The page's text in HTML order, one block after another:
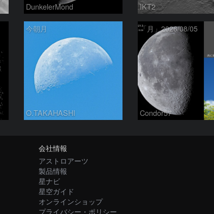
DunkelerMond IKT2
今朝月
O.TAKAHASHI
「月」2026/08/05
Condor57
会社情報
アストロアーツ
製品情報
星ナビ
星空ガイド
オンラインショップ
プライバシー・ポリシー